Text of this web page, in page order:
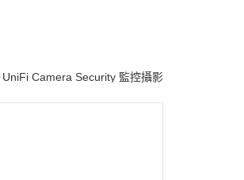
UniFi Camera Security 監控攝影